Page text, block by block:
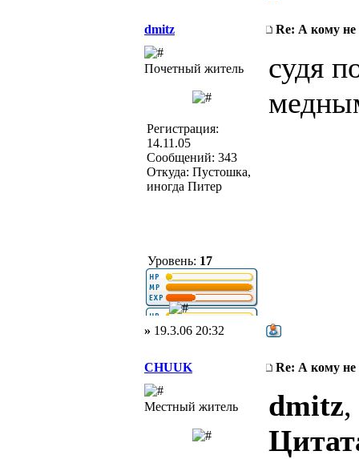
dmitz Re: А кому не
Почетный житель
Регистрация:
14.11.05
Сообщений: 343
Откуда: Пустошка,
иногда Питер
Уровень: 17
судя
» 19.3.06 20:32
CHUUK Re: А кому не
Местный житель dmitz,